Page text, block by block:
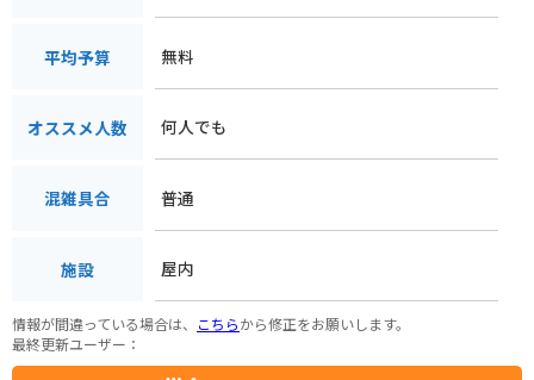
平均予算 無料
オススメ人数 何人でも
混雑具合 普通
施設 屋内
情報が間違っている場合は、 こちらから修正をお願いします。
最終更新ユーザー：